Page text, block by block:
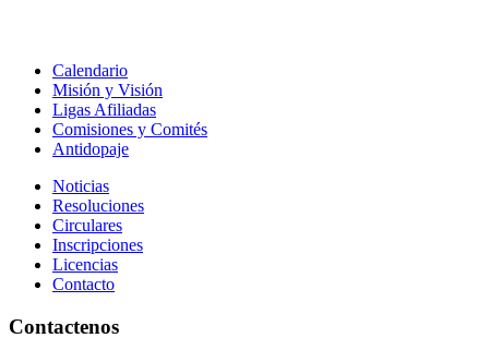
Calendario
Misión y Visión
Ligas Afiliadas
Comisiones y Comités
Antidopaje
Noticias
Resoluciones
Circulares
Inscripciones
Licencias
Contacto
Contactenos